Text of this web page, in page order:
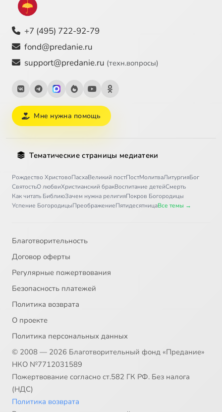
+7 (495) 722-92-79
fond@predanie.ru
support@predanie.ru (техн.вопросы)
Мне нужна помощь
Тематические страницы медиатеки
Рождество ХристовоПасхаВеликий постПостМолитваЛитургияБог
СвятостьО любвиХристианский бракВоспитание детейСмерть
Как читать БиблиюЗачем нужна религияПокров Богородицы
Успение БогородицыПреображениеПятидесятницаВсе темы →
Благотворительность
Договор оферты
Регулярные пожертвования
Безопасность платежей
Политика возврата
О проекте
Политика персональных данных
© 2008 — 2026 Благотворительный фонд «Предание»
НКО №7712031589
Пожертвование согласно ст.582 ГК РФ. Без налога
(НДС)
Политика возврата